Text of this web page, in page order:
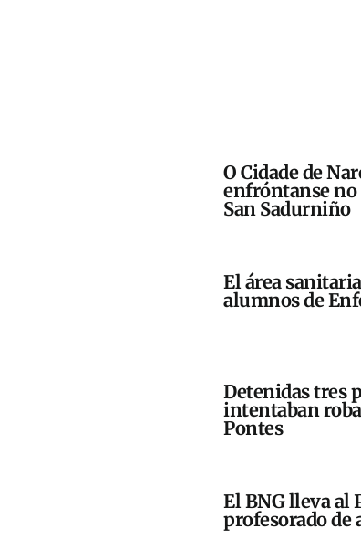
O Cidade de
enfróntanse no
San Sadurniño
El área
alumnos de
Detenidas tres
intentaban
Pontes
El BNG lleva al
profesorado de